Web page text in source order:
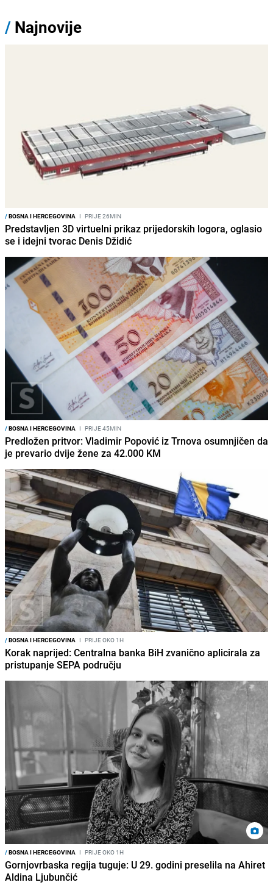
/ Najnovije
/BOSNA I HERCEGOVINA I PRIJE 26MIN
Predstavljen 3D virtuelni prikaz prijedorskih logora, oglasio
se i idejni tvorac Denis Džidić
/BOSNA I HERCEGOVINA I PRIJE 45MIN
Predložen pritvor: Vladimir Popović iz Trnova osumnjičen da
je prevario dvije žene za 42.000 KM
/BOSNA I HERCEGOVINA I PRIJE OKO 1H
Korak naprijed: Centralna banka BiH zvanično aplicirala za
pristupanje SEPA području
/BOSNA I HERCEGOVINA I PRIJE OKO 1H
Gornjovrbaska regija tuguje: U 29. godini preselila na Ahiret
Aldina Ljubunčić